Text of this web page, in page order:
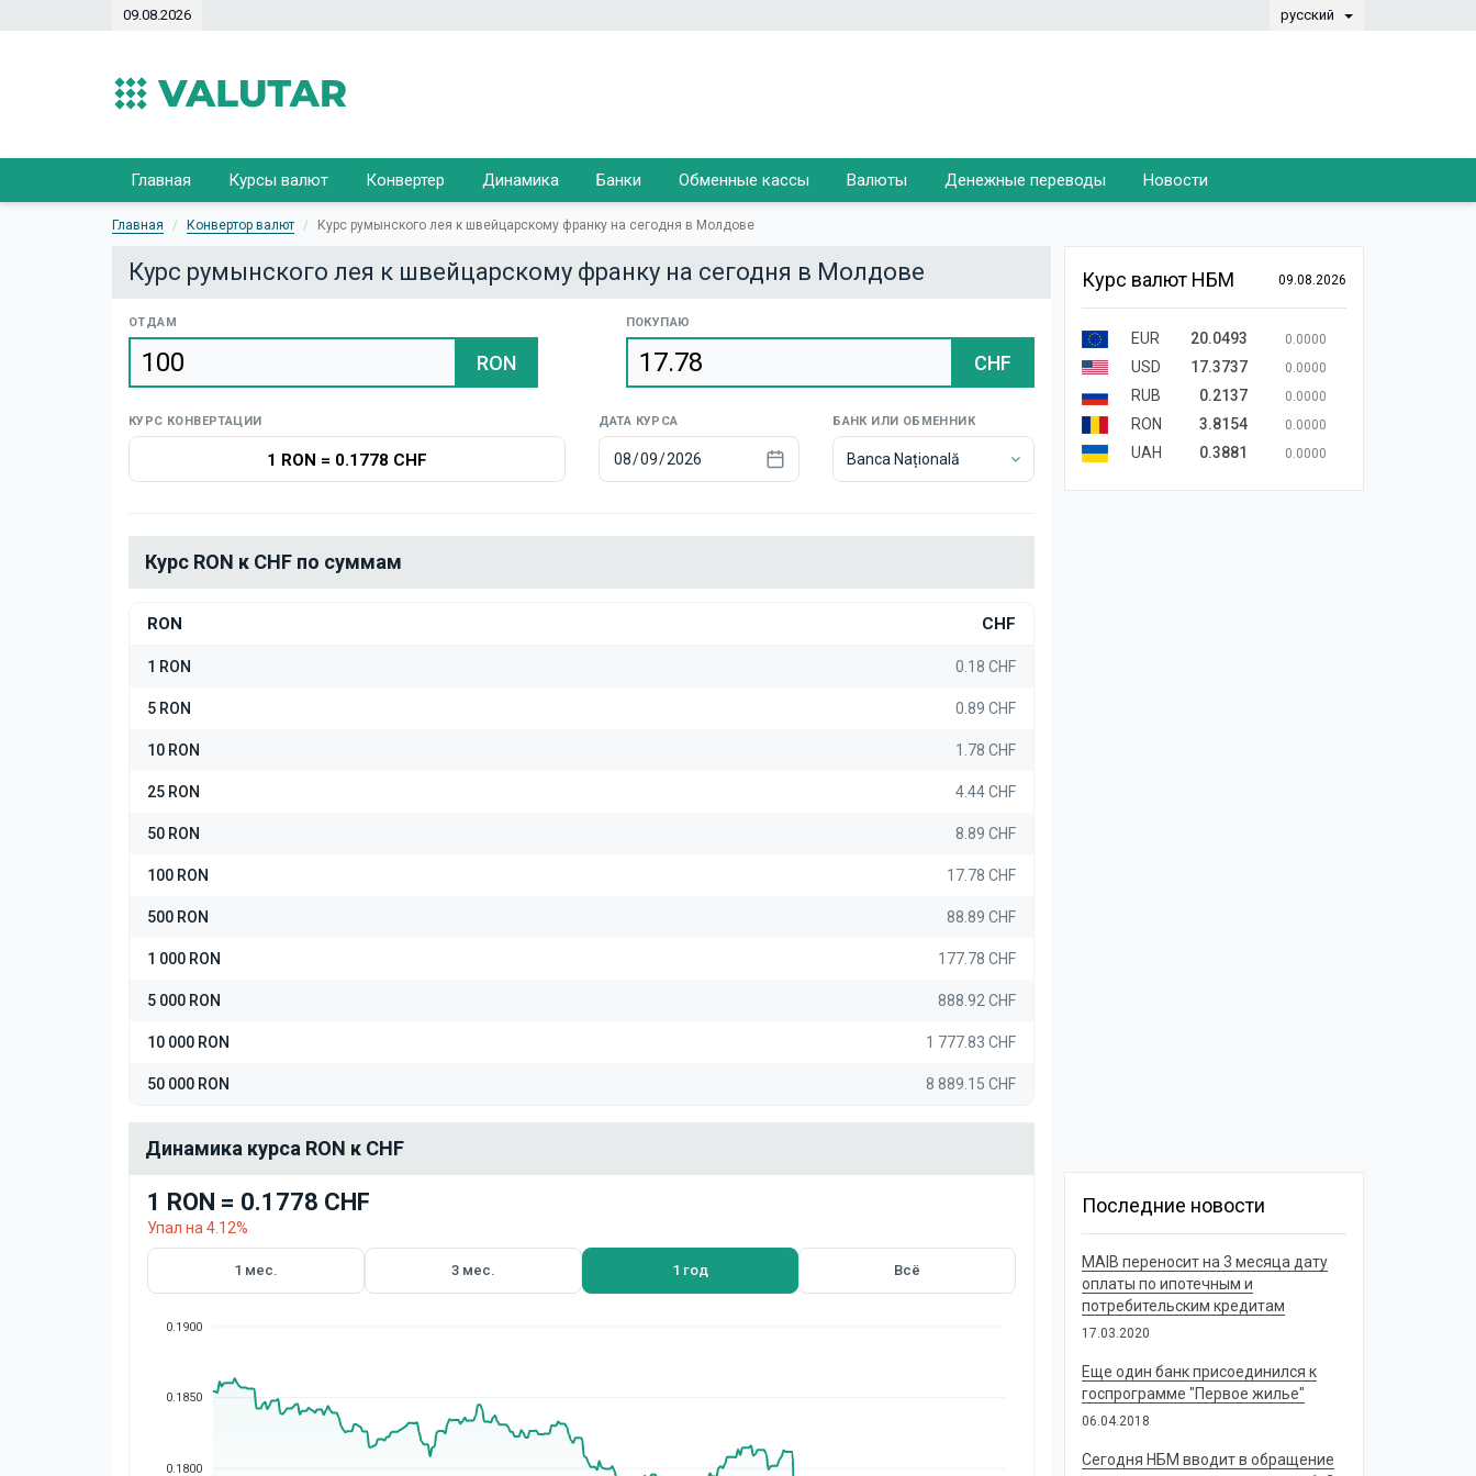
09.08.2026 русский
Главная Курсы валют Конвертер Динамика Банки Обменные кассы Валюты Денежные переводы Новости
Главная Конвертор валют Курс румынского лея к швейцарскому франку на сегодня в Молдове
Курс румынского лея к швейцарскому франку на сегодня в Молдове
ОТДАМ
RON
ПОКУПАЮ
CHF
КУРС КОНВЕРТАЦИИ
1 RON = 0.1778 CHF
ДАТА КУРСА БАНК ИЛИ ОБМЕННИК
Banca Națională
Курс RON к CHF по суммам
RON CHF
1 RON 0.18 CHF
5 RON 0.89 CHF
10 RON 1.78 CHF
25 RON 4.44 CHF
50 RON 8.89 CHF
100 RON 17.78 CHF
500 RON 88.89 CHF
1 000 RON 177.78 CHF
5 000 RON 888.92 CHF
10 000 RON 1 777.83 CHF
50 000 RON 8 889.15 CHF
Динамика курса RON к CHF
1 RON = 0.1778 CHF
Упал на 4.12%
1 мес. 3 мес. 1 год Всё
0.1900
0.1850
0.1800
Курс валют НБМ 09.08.2026
EUR 20.0493 0.0000
USD 17.3737 0.0000
RUB 0.2137 0.0000
RON 3.8154 0.0000
UAH 0.3881 0.0000
Последние новости
MAIB переносит на 3 месяца дату
оплаты по ипотечным и
потребительским кредитам
17.03.2020
Еще один банк присоединился к
госпрограмме "Первое жилье"
06.04.2018
Сегодня НБМ вводит в обращение